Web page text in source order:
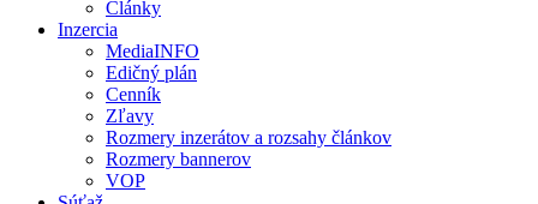
Články
Inzercia
MediaINFO
Edičný plán
Cenník
Zľavy
Rozmery inzerátov a rozsahy článkov
Rozmery bannerov
VOP